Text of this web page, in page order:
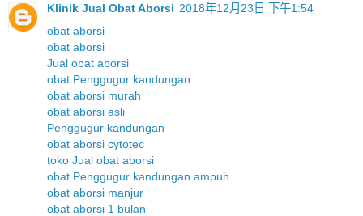
Klinik Jual Obat Aborsi 2018年12月23日 下午1:54
obat aborsi
obat aborsi
Jual obat aborsi
obat Penggugur kandungan
obat aborsi murah
obat aborsi asli
Penggugur kandungan
obat aborsi cytotec
toko Jual obat aborsi
obat Penggugur kandungan ampuh
obat aborsi manjur
obat aborsi 1 bulan